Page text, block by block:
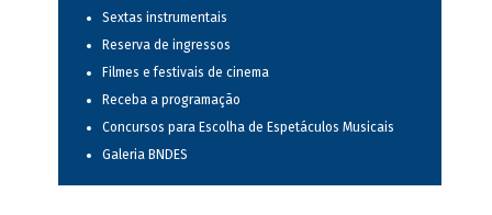
Sextas instrumentais
Reserva de ingressos
Filmes e festivais de cinema
Receba a programação
Concursos para Escolha de Espetáculos Musicais
Galeria BNDES